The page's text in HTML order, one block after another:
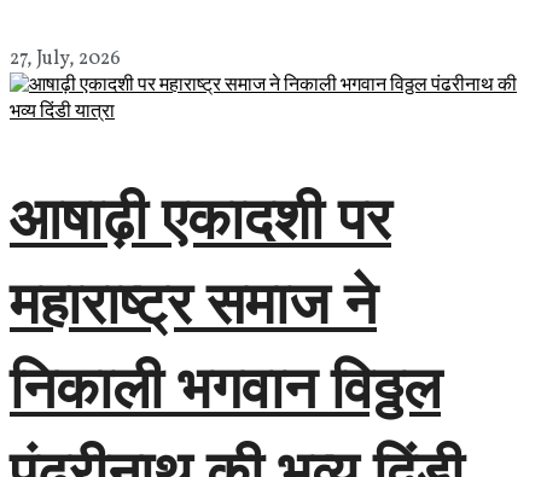
27, July, 2026
आषाढ़ी एकादशी पर
महाराष्ट्र समाज ने
निकाली भगवान विठ्ठल